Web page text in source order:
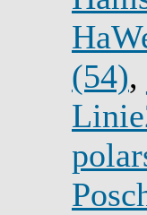
(54),